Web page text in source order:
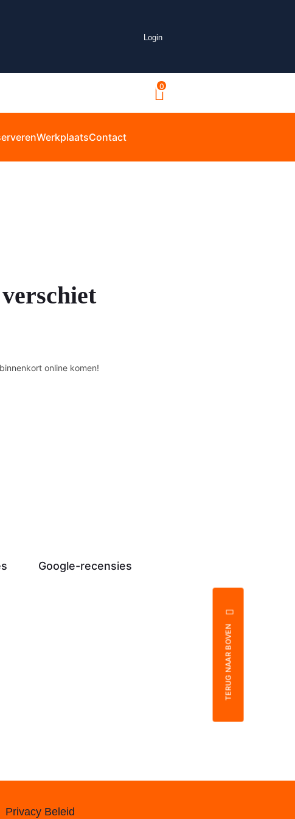
Login
0
WerkplaatsContact
online komen!
Google-recensies
TERUG NAAR BOVEN
Privacy Beleid